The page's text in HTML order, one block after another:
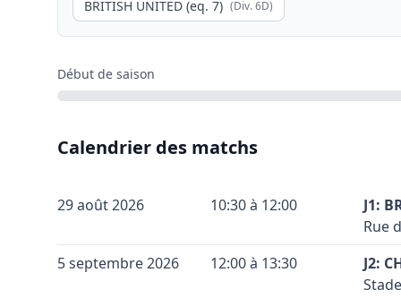
BRITISH UNITED (eq. 7) (Div.6D)
Début de saison
Calendrier des matchs
29 août 2026 10:30 à 12:00
J1:
Rue
+
5 septembre 2026 12:00 à 13:30
J2: